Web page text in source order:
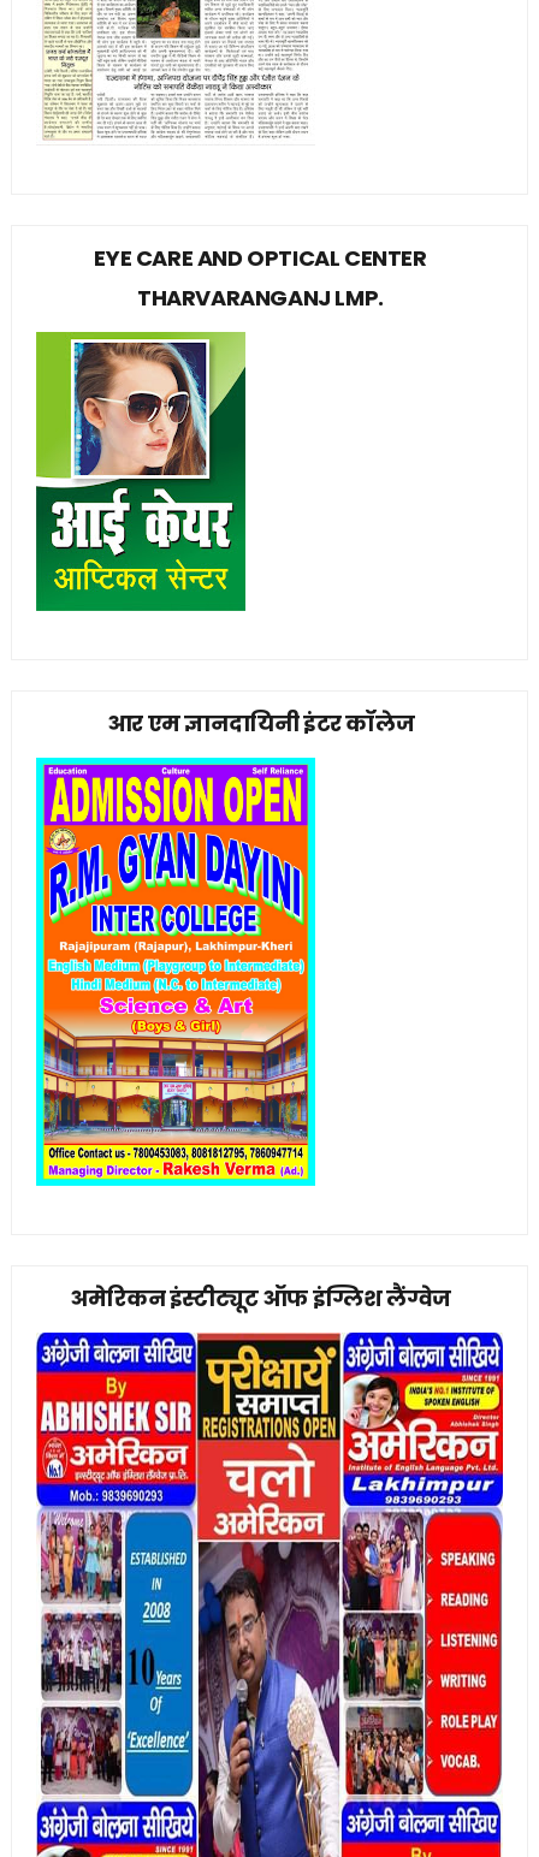
EYE CARE AND OPTICAL CENTER
THARVARANGANJ LMP.
आर एम ज्ञानदायिनी इंटर कॉलेज
अमेरिकन इंस्टीट्यूट ऑफ इंग्लिश लैंग्वेज